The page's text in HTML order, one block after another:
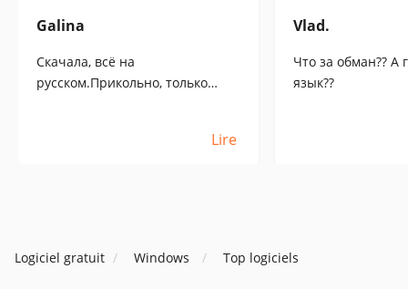
Galina
Скачала, всё на
русском.Прикольно, только
Lire
Vlad.
Что за обман?? А
язык??
Logiciel gratuit Windows Top logiciels